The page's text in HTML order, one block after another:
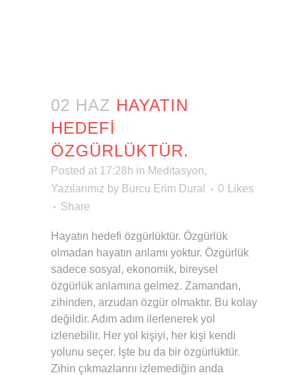
02 HAZ HAYATIN
HEDEFI
ÖZGÜRLÜKTÜR.
Posted at 17:28h in Meditasyon,
Yazılarımız by Burcu Erim Dural 0
Likes
Share
Hayatın hedefi özgürlüktür. Özgürlük
olmadan hayatın anlamı yoktur. Özgürlük
sadece sosyal, ekonomik, bireysel
özgürlük anlamına gelmez. Zamandan,
zihinden, arzudan özgür olmaktır. Bu kolay
değildir. Adım adım ilerlenerek yol
izlenebilir. Her yol kişiyi, her kişi kendi
yolunu seçer. İşte bu da bir özgürlüktür.
Zihin çıkmazlarını izlemediğin anda